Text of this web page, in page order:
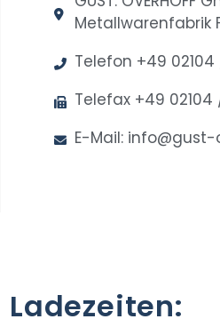
Metallwarenfabrik
Telefon +49 02104
Telefax +49 02104
E-Mail:
Ladezeiten: